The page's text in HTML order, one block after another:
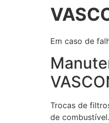
Em caso de
Trocas de
de combustível.